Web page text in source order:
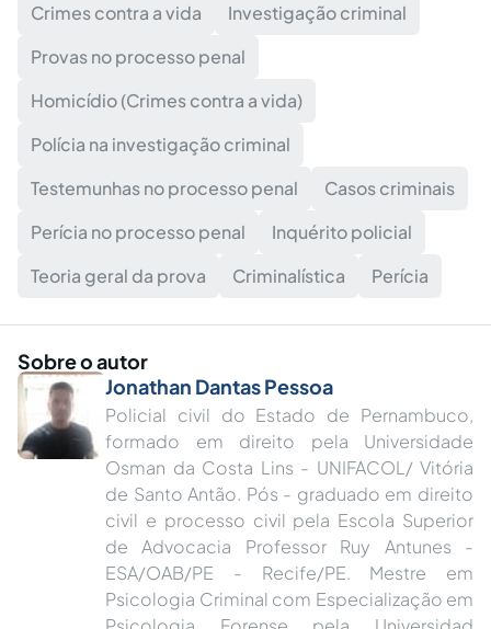
Crimes contra a vida
Investigação criminal
Provas no processo penal
Homicídio (Crimes contra a vida)
Polícia na investigação criminal
Testemunhas no processo penal
Casos criminais
Perícia no processo penal
Inquérito policial
Teoria geral da prova
Criminalística Perícia
Sobre o autor
Jonathan Dantas Pessoa
Policial civil do Estado de Pernambuco,
formado em direito pela Universidade
Osman da Costa Lins - UNIFACOL/ Vitória
de Santo Antão. Pós - graduado em direito
civil e processo civil pela Escola Superior
de Advocacia Professor Ruy Antunes -
ESA/OAB/PE - Recife/PE. Mestre em
Psicologia Criminal com Especialização em